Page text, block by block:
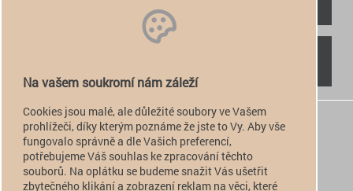
 +420 774 949 776
 info@alfatactical.cz
Na vašem soukromí nám záleží
Cookies jsou malé, ale důležité soubory ve Vašem
prohlížeči, díky kterým poznáme že jste to Vy. Aby vše
fungovalo správně a dle Vašich preferencí,
potřebujeme Váš souhlas ke zpracování těchto
souborů. Na oplátku se budeme snažit Vás ušetřit
zbytečného klikání a zobrazení reklam na věci, které